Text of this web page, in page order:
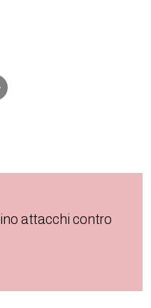
attacchi contro